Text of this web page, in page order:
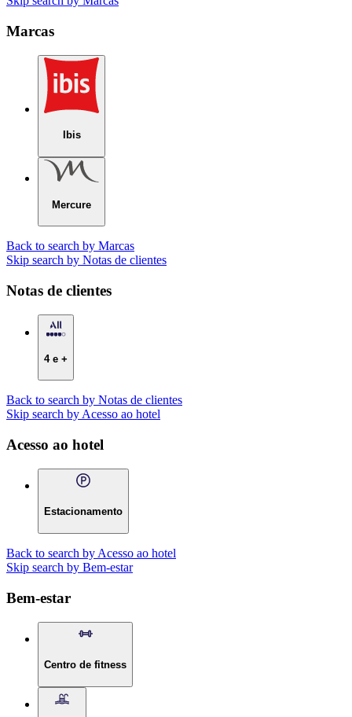
Marcas
Ibis
Mercure
Back to search by Marcas
Skip search by Notas de clientes
Notas de clientes
4 e +
Back to search by Notas de clientes
Skip search by Acesso ao hotel
Acesso ao hotel
Estacionamento
Back to search by Acesso ao hotel
Skip search by Bem-estar
Bem-estar
Centro de fitness